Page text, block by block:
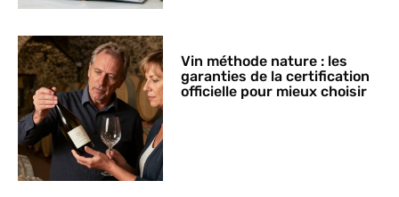
Vin méthode nature : les
garanties de la certification
officielle pour mieux choisir